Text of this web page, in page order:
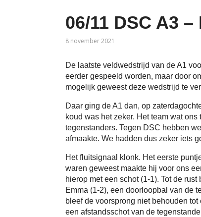
06/11 DSC A3
8 november 2021
De laatste veldwedstrijd van de A1
eerder gespeeld worden, maar door
mogelijk geweest deze wedstrijd te
Daar ging de A1 dan, op
koud was het zeker. Het team wat
tegenstanders. Tegen DSC hebben
afmaakte. We hadden dus zeker iets
Het fluitsignaal klonk. Het eerste
waren geweest maakte hij voor ons
hierop met een schot (1-1). Tot de
Emma (1-2), een doorloopbal van de
bleef de voorsprong niet behouden
een afstandsschot van de